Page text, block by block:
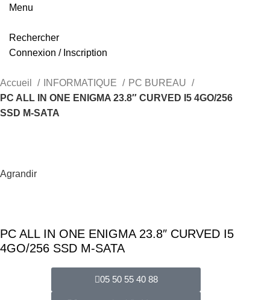
Menu
Rechercher
Connexion / Inscription
Accueil INFORMATIQUE
PC BUREAU
PC ALL IN ONE ENIGMA 23.8″ CURVED I5 4GO/256
SSD M-SATA
Agrandir
PC ALL IN ONE ENIGMA 23.8″ CURVED I5
4GO/256 SSD M-SATA
05 50 55 40 88